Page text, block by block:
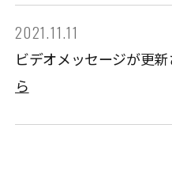
2021.11.11
ビデオメッセージが更
ら